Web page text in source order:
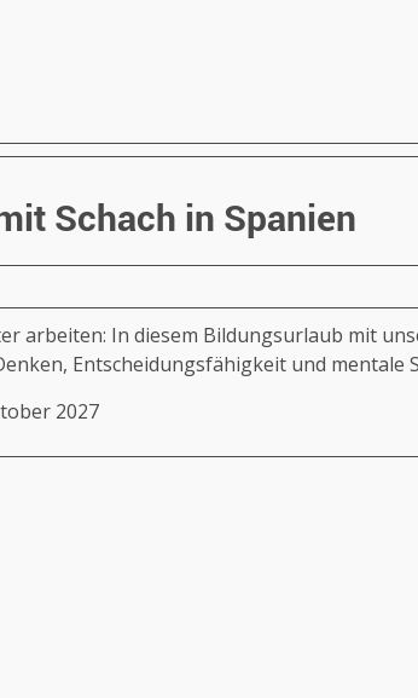
Schach in Spanien
arbeiten: In diesem Bildungsurlaub mit
Entscheidungsfähigkeit und mentale
2027